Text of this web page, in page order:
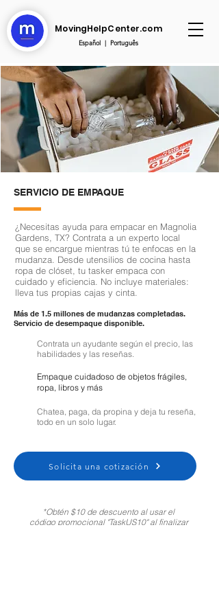
MovingHelpCenter.com
Español| Português
SERVICIO DE EMPAQUE
¿Necesitas ayuda para empacar en Magnolia
Gardens, TX? Contrata a un experto local
que se encargue mientras tú te enfocas en la
mudanza. Desde utensilios de cocina hasta
ropa de clóset, tu tasker empaca con
cuidado y eficiencia. No incluye materiales:
lleva tus propias cajas y cinta.
Más de 1.5 millones de mudanzas completadas.
Servicio de desempaque disponible.
Contrata un ayudante según el precio, las
habilidades y las reseñas.
Empaque cuidadoso de objetos frágiles,
ropa, libros y más
Chatea, paga, da propina y deja tu reseña,
todo en un solo lugar.
Solicita una cotización
*Obtén $10 de descuento al usar el
código promocional "TaskUS10" al finalizar